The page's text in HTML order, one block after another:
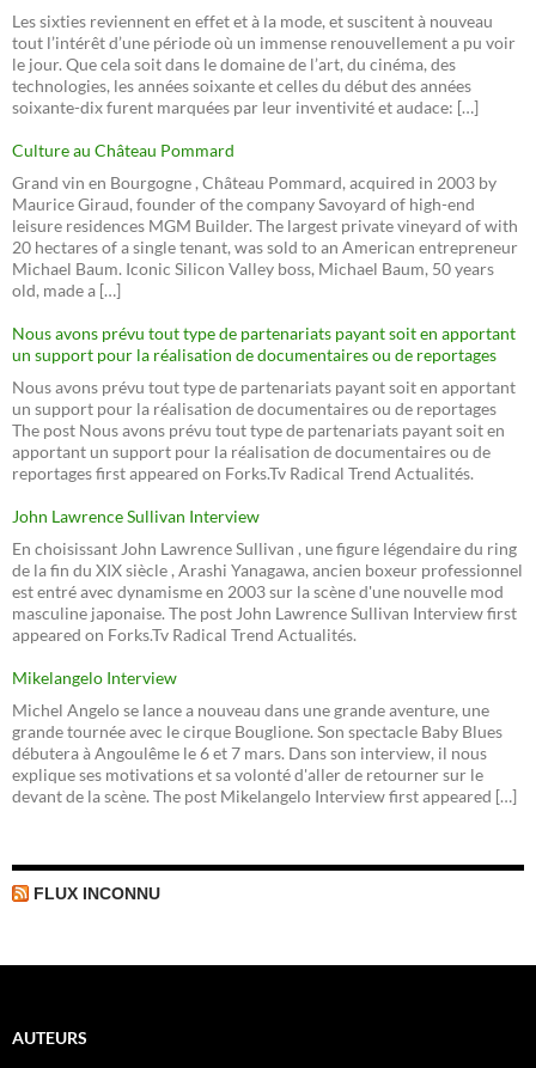
Les sixties reviennent en effet et à la mode, et suscitent à nouveau
tout l’intérêt d’une période où un immense renouvellement a pu voir
le jour. Que cela soit dans le domaine de l’art, du cinéma, des
technologies, les années soixante et celles du début des années
soixante-dix furent marquées par leur inventivité et audace: […]
Culture au Château Pommard
Grand vin en Bourgogne , Château Pommard, acquired in 2003 by
Maurice Giraud, founder of the company Savoyard of high-end
leisure residences MGM Builder. The largest private vineyard of with
20 hectares of a single tenant, was sold to an American entrepreneur
Michael Baum. Iconic Silicon Valley boss, Michael Baum, 50 years
old, made a […]
Nous avons prévu tout type de partenariats payant soit en apportant
un support pour la réalisation de documentaires ou de reportages
Nous avons prévu tout type de partenariats payant soit en apportant
un support pour la réalisation de documentaires ou de reportages
The post Nous avons prévu tout type de partenariats payant soit en
apportant un support pour la réalisation de documentaires ou de
reportages first appeared on Forks.Tv Radical Trend Actualités.
John Lawrence Sullivan Interview
En choisissant John Lawrence Sullivan , une figure légendaire du ring
de la fin du XIX siècle , Arashi Yanagawa, ancien boxeur professionnel
est entré avec dynamisme en 2003 sur la scène d'une nouvelle mod
masculine japonaise. The post John Lawrence Sullivan Interview first
appeared on Forks.Tv Radical Trend Actualités.
Mikelangelo Interview
Michel Angelo se lance a nouveau dans une grande aventure, une
grande tournée avec le cirque Bouglione. Son spectacle Baby Blues
débutera à Angoulême le 6 et 7 mars. Dans son interview, il nous
explique ses motivations et sa volonté d'aller de retourner sur le
devant de la scène. The post Mikelangelo Interview first appeared […]
FLUX INCONNU
AUTEURS